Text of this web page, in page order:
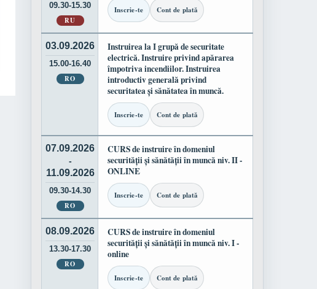
09.30-15.30
RU
Inscrie-te Cont de plată
03.09.2026
15.00-16.40
RO
Instruirea la I grupă de securitate
electrică. Instruire privind apărarea
împotriva incendiilor. Instruirea
introductiv generală privind
securitatea și sănătatea în muncă.
Inscrie-te Cont de plată
07.09.2026
-
11.09.2026
09.30-14.30
RO
CURS de instruire în domeniul
securității și sănătății în muncă niv. II -
ONLINE
Inscrie-te Cont de plată
08.09.2026
13.30-17.30
RO
CURS de instruire în domeniul
securității și sănătății în muncă niv. I -
online
Inscrie-te Cont de plată